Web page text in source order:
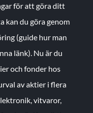
för att göra ditt
kan du göra genom
(guide hur man
länk). Nu är du
och fonder hos
av aktier i flera
vitvaror,